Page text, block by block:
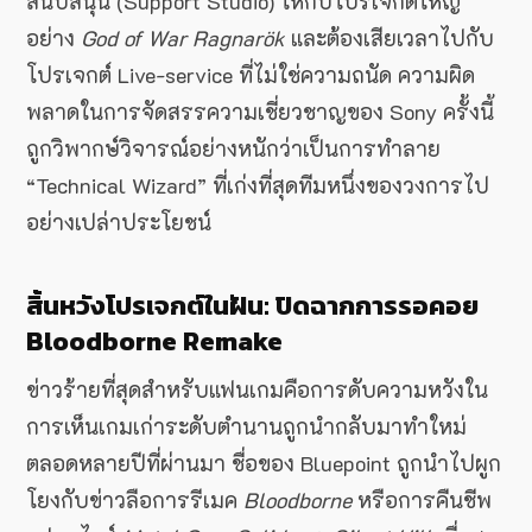
อย่าง God of War Ragnarök และต้องเสียเวลาไปกับ
โปรเจกต์ Live-service ที่ไม่ใช่ความถนัด ความผิด
พลาดในการจัดสรรความเชี่ยวชาญของ Sony ครั้งนี้
ถูกวิพากษ์วิจารณ์อย่างหนักว่าเป็นการทำลาย
“Technical Wizard” ที่เก่งที่สุดทีมหนึ่งของวงการไป
อย่างเปล่าประโยชน์
สิ้นหวังโปรเจกต์ในฝัน: ปิดฉากการรอคอย
Bloodborne Remake
ข่าวร้ายที่สุดสำหรับแฟนเกมคือการดับความหวังใน
การเห็นเกมเก่าระดับตำนานถูกนำกลับมาทำใหม่
ตลอดหลายปีที่ผ่านมา ชื่อของ Bluepoint ถูกนำไปผูก
โยงกับข่าวลือการรีเมค Bloodborneหรือการคืนชีพ